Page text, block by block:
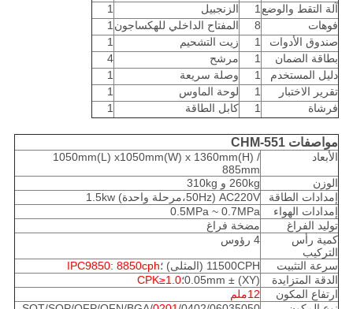
آلة التقط والوضع1 الزنجبيل
1
فوهات
8 المفتاح الداخلي للهكساجون1
صندوق الأدوات
1 زيت التشحيم
1
بطاقة الضمان
1 مرشح
4
دليل المستخدم
1 وصلة سريعة
1
تقرير الاختبار
1 لوحة الماوس
1
فرشاة
1 كابل الطاقة 1
مواصفات CHM-551
الأبعاد
1050mm(L) x1050mm(W) x 1360mm(H) /
885mm
الوزن
260kg و 310kg
إمدادات الطاقة
AC220V (50Hz،مرحلة واحدة) 1.5kw
إمدادات الهواء
0.5MPa ~ 0.7MPa
توليد الفراغ
مضخة فراغ
كمية رأس
التركيب
4 رؤوس
سرعة التثبيت 11500CPH (المثلى) ؛
IPC9850: 8850cph
الدقة المتزايدة
(XY) ± 0.05mm؛
CPK≥1.0
ارتفاع المكون
12ملم